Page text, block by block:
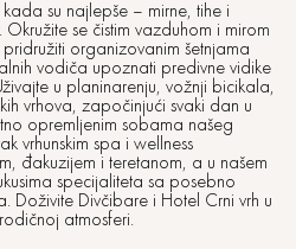
su najlepše – mirne, tihe i
se čistim vazduhom i mirom
organizovanim šetnjama
vodiča upoznati predivne vidike
u planinarenju, vožnji bicikala,
vrhova, započinjući svaki dan u
opremljenim sobama našeg
vrhunskim spa i wellness
đakuzijem i teretanom, a u našem
specijaliteta sa posebno
Doživite Divčibare i Hotel Crni vrh u
atmosferi.